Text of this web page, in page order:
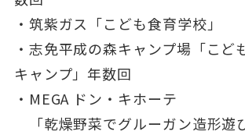
・筑紫ガス「こども食育学校」
・志免平成の森キャンプ場「こど
キャンプ」年数回
・MEGA ドン・キホーテ
「乾燥野菜でグルーガン造形遊